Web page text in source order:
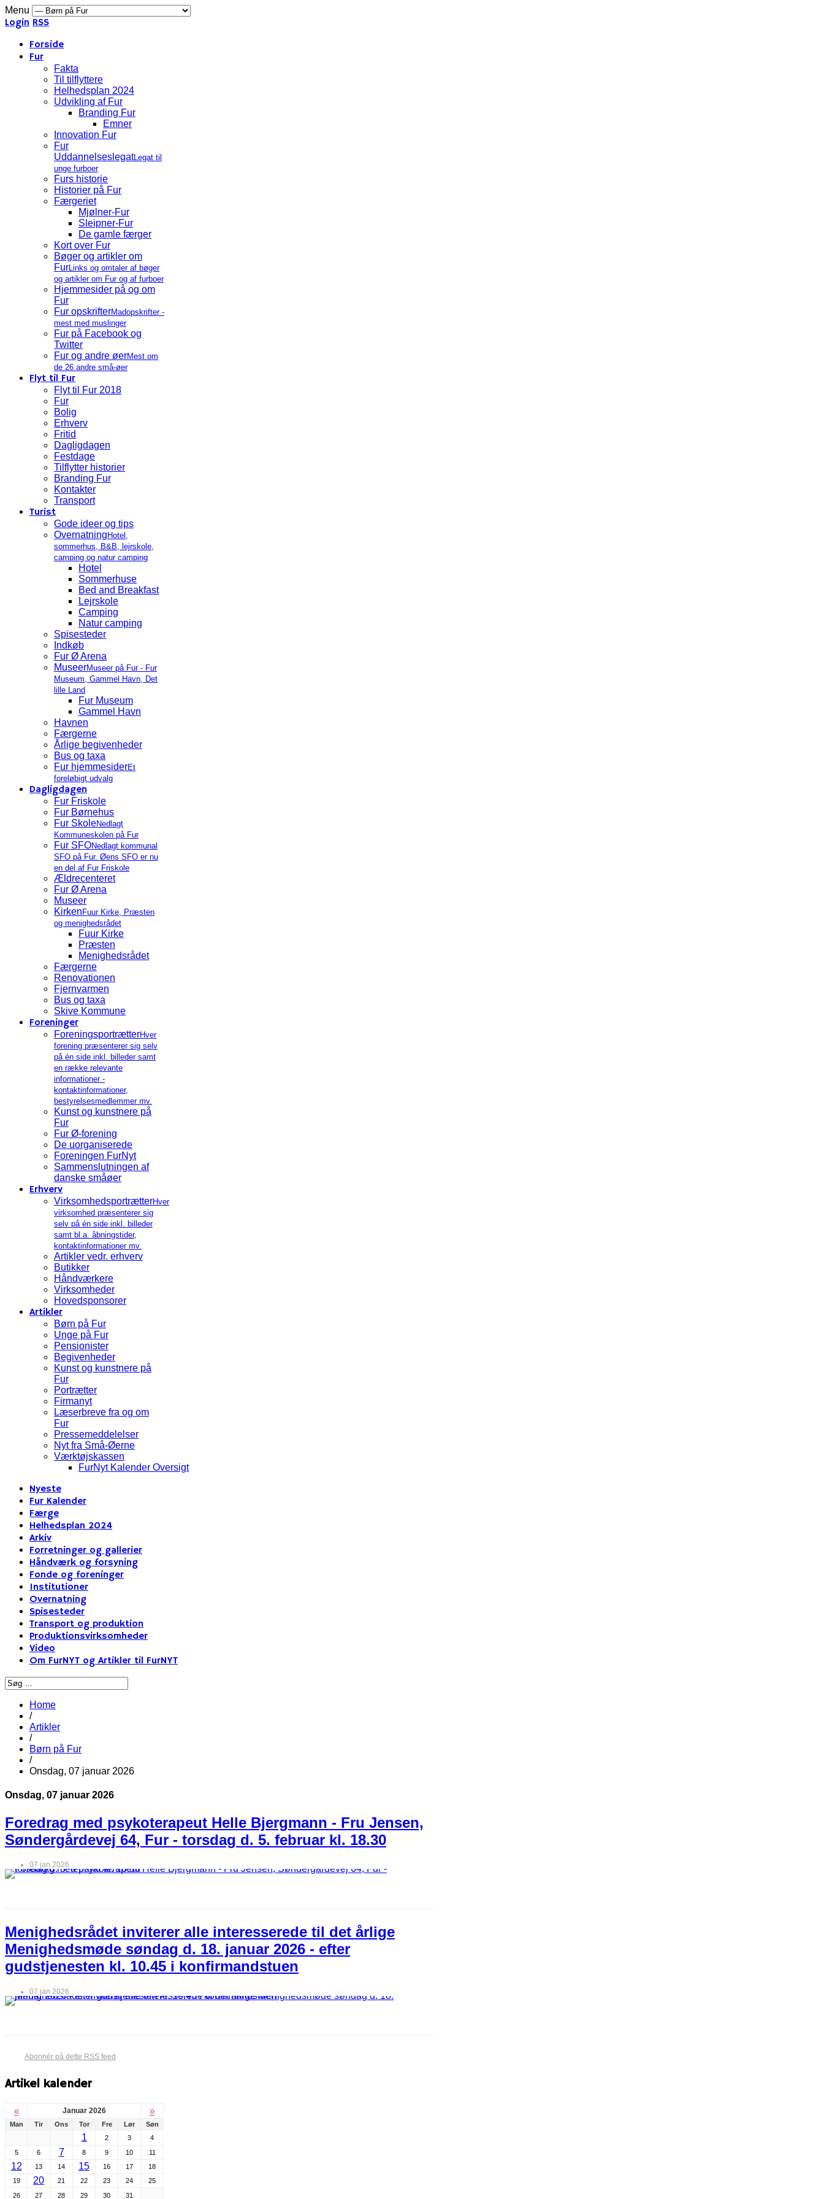
Menu
Login RSS
Forside
Fur
Fakta
Til tilflyttere
Helhedsplan 2024
Udvikling af Fur
Branding Fur
Emner
Innovation Fur
Fur
UddannelseslegatLegat til
unge furboer
Furs historie
Historier på Fur
Færgeriet
Mjølner-Fur
Sleipner-Fur
De gamle færger
Kort over Fur
Bøger og artikler om
FurLinks og omtaler af bøger
og artikler om Fur og af furboer
Hjemmesider på og om
Fur
Fur opskrifterMadopskrifter -
mest med muslinger
Fur på Facebook og
Twitter
Fur og andre øerMest om
de 26 andre små-øer
Flyt til Fur
Flyt til Fur 2018
Fur
Bolig
Erhverv
Fritid
Dagligdagen
Festdage
Tilflytter historier
Branding Fur
Kontakter
Transport
Turist
Gode ideer og tips
Overnatning Hotel,
sommerhus, B&B, lejrskole,
camping og natur camping
Hotel
Sommerhuse
Bed and Breakfast
Lejrskole
Camping
Natur camping
Spisesteder
Indkøb
Fur Ø Arena
MuseerMuseer på Fur - Fur
Museum, Gammel Havn, Det
lille Land
Fur Museum
Gammel Havn
Havnen
Færgerne
Årlige begivenheder
Bus og taxa
Fur hjemmesiderEt
foreløbigt udvalg
Dagligdagen
Fur Friskole
Fur Børnehus
Fur SkoleNedlagt
Kommuneskolen på Fur
Fur SFONedlagt kommunal
SFO på Fur. Øens SFO er nu
en del af Fur Friskole
Ældrecenteret
Fur Ø Arena
Museer
Kirken Fuur Kirke, Præsten
og menighedsrådet
Fuur Kirke
Præsten
Menighedsrådet
Færgerne
Renovationen
Fjernvarmen
Bus og taxa
Skive Kommune
Foreninger
ForeningsportrætterHver
forening præsenterer sig selv
på én side inkl. billeder samt
en række relevante
informationer -
kontaktinformationer,
bestyrelsesmedlemmer mv.
Kunst og kunstnere på
Fur
Fur Ø-forening
De uorganiserede
Foreningen FurNyt
Sammenslutningen af
danske småøer
Erhverv
VirksomhedsportrætterHver
virksomhed præsenterer sig
selv på én side inkl. billeder
samt bl.a. åbningstider,
kontaktinformationer mv.
Artikler vedr. erhverv
Butikker
Håndværkere
Virksomheder
Hovedsponsorer
Artikler
Børn på Fur
Unge på Fur
Pensionister
Begivenheder
Kunst og kunstnere på
Fur
Portrætter
Firmanyt
Læserbreve fra og om
Fur
Pressemeddelelser
Nyt fra Små-Øerne
Værktøjskassen
FurNyt Kalender Oversigt
Nyeste
Fur Kalender
Færge
Helhedsplan 2024
Arkiv
Forretninger og gallerier
Håndværk og forsyning
Fonde og foreninger
Institutioner
Overnatning
Spisesteder
Transport og produktion
Produktionsvirksomheder
Video
Om FurNYT og Artikler til FurNYT
Home
/
Artikler
/
Børn på Fur
/
Onsdag, 07 januar 2026
Onsdag, 07 januar 2026
Foredrag med psykoterapeut Helle Bjergmann - Fru Jensen,
Søndergårdevej 64, Fur - torsdag d. 5. februar kl. 18.30
07 jan 2026
Menighedsrådet inviterer alle interesserede til det årlige
Menighedsmøde søndag d. 18. januar 2026 - efter
gudstjenesten kl. 10.45 i konfirmandstuen
07 jan 2026
Abonnér på dette RSS feed
Artikel kalender
« Januar 2026 »
Man Tir Ons Tor Fre Lør Søn
1 2 3
4
5
6 7 8 9 10 11
12 13 14 15 16 17
18
19
20 21 22 23 24
25
26
27 28 29 30 31